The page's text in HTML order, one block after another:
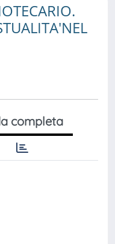
completa